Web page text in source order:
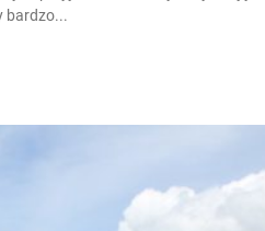
bardzo...